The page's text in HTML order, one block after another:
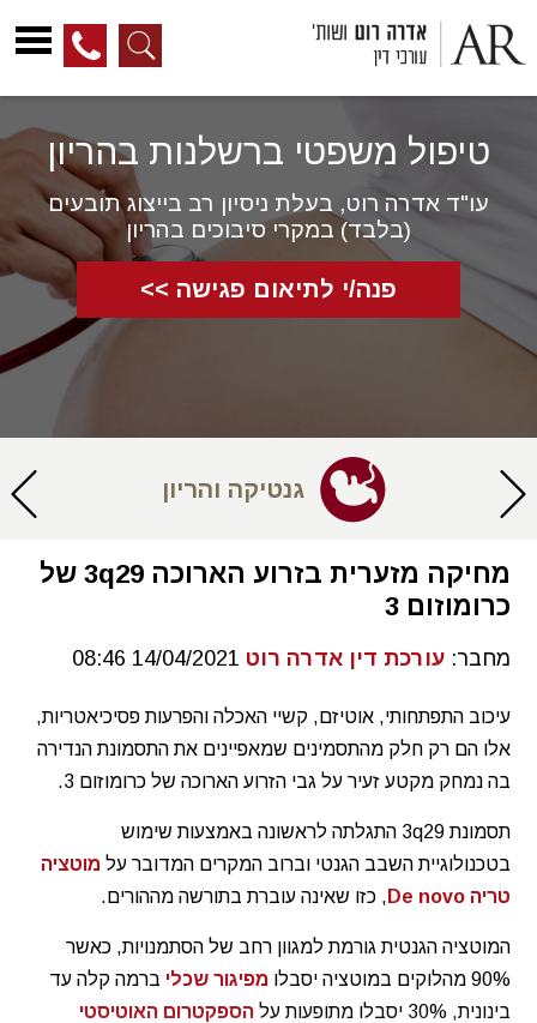
טיפול משפטי ברשלנות בהריון
עו"ד אדרה רוט, בעלת ניסיון רב בייצוג תובעים
(בלבד) במקרי סיבוכים בהריון
פנה/י לתיאום פגישה >>
גנטיקה והריון
מחיקה מזערית בזרוע הארוכה 3q29 של
כרומוזום 3
מחבר:עורכת דין אדרה רוט 14/04/2021 08:46
עיכוב התפתחותי, אוטיזם, קשיי האכלה והפרעות פסיכיאטריות,
אלו הם רק חלק מהתסמינים שמאפיינים את התסמונת הנדירה
בה נמחק מקטע זעיר על גבי הזרוע הארוכה של כרומוזום 3.
תסמונת 3q29 התגלתה לראשונה באמצעות שימוש
בטכנולוגיית השבב הגנטי וברוב המקרים המדובר עלמוטציה
טריה De novo
, כזו שאינה עוברת בתורשה מההורים.
המוטציה הגנטית גורמת למגוון רחב של הסתמנויות, כאשר
90% מהלוקים במוטציה יסבלו
מפיגור שכלי ברמה קלה עד
בינונית, 30% יסבלו מתופעות על
הספקטרום האוטיסטי